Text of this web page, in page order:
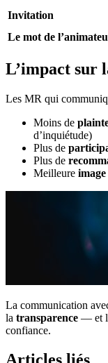
Invitation
Le mot de
L’impact sur
Les MR qui
Moins de
d’inquiétude)
Plus de
Plus de
Meilleure image
La communication
la transparence — et
confiance.